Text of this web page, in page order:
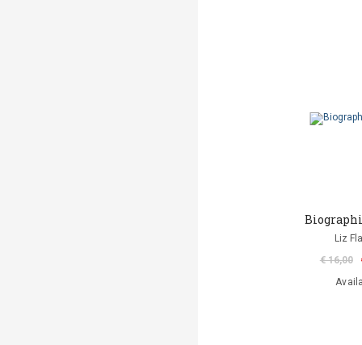
Liz
€ 16,00